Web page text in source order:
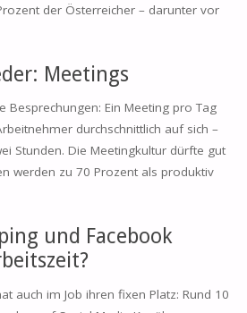
der Österreicher – darunter vor
Meetings
Besprechungen: Ein Meeting pro Tag
durchschnittlich auf sich –
Stunden. Die Meetingkultur dürfte gut
werden zu 70 Prozent als produktiv
und Facebook
auch im Job ihren fixen Platz: Rund 10